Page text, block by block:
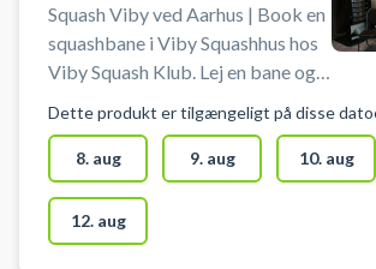
Squash Viby ved Aarhus | Book en
squashbane i Viby Squashhus hos
Viby Squash Klub. Lej en bane og
Aarhus. Der er mulighed for at låne
ketchere og bolde ved
squashbanerne, men det anbefales
at medbringe eget udstyr.
Dette produkt er tilgængeligt på disse
8. aug 9. aug 10. aug
12. aug